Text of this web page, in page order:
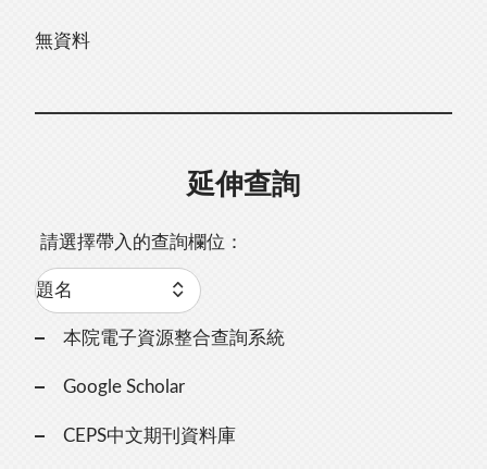
無資料
延伸查詢
請選擇帶入的查詢欄位：
本院電子資源整合查詢系統
Google Scholar
CEPS中文期刊資料庫